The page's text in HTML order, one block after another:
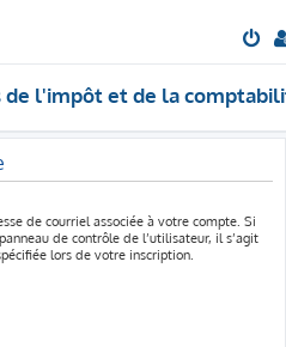
de l'impôt et de la
de courriel associée à votre compte. Si
de contrôle de l’utilisateur, il s’agit
lors de votre inscription.